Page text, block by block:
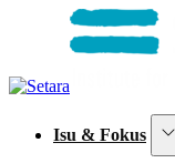
Isu & Fokus